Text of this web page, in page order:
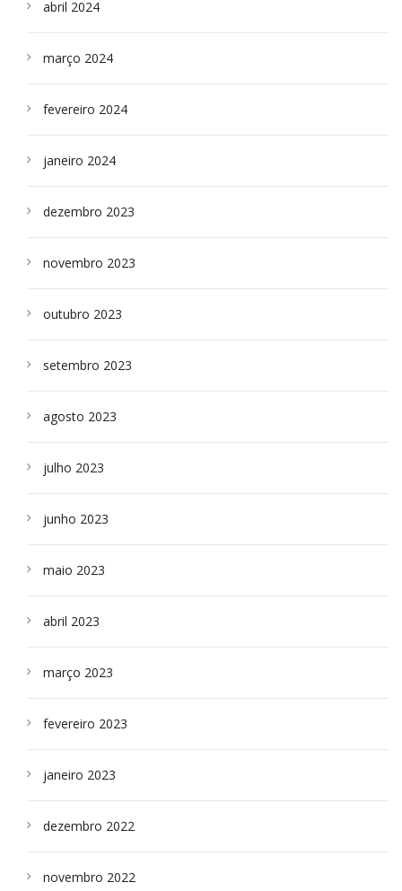
abril 2024
março 2024
fevereiro 2024
janeiro 2024
dezembro 2023
novembro 2023
outubro 2023
setembro 2023
agosto 2023
julho 2023
junho 2023
maio 2023
abril 2023
março 2023
fevereiro 2023
janeiro 2023
dezembro 2022
novembro 2022